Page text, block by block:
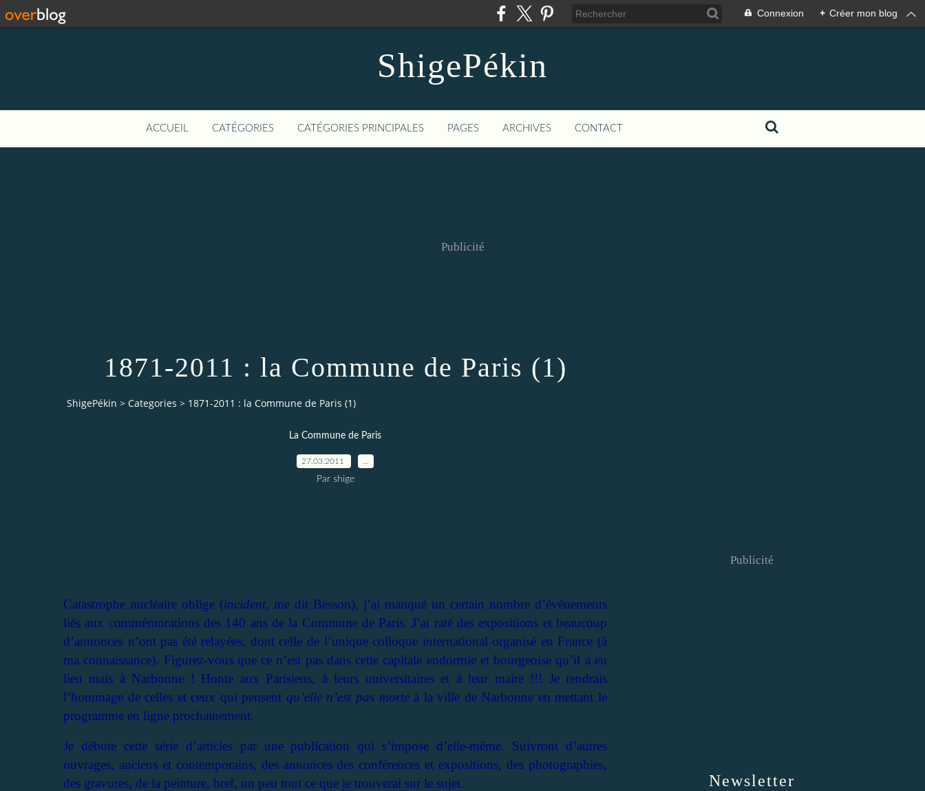
Connexion + Créer mon blog
ShigePékin
ACCUEIL CATÉGORIES CATÉGORIES PRINCIPALES PAGES ARCHIVES CONTACT
Publicité
1871-2011 : la Commune de Paris (1)
ShigePékin > Categories > 1871-2011 : la Commune de Paris (1)
La Commune de Paris
27.03.2011
Par shige
Catastrophe nucléaire oblige (incident, me dit Besson), j’ai manqué un certain nombre d’évènements
liés aux commémorations des 140 ans de la Commune de Paris. J’ai raté des expositions et beaucoup
d’annonces n’ont pas été relayées, dont celle de l’unique colloque international organisé en France (à
ma connaissance). Figurez-vous que ce n’est pas dans cette capitale endormie et bourgeoise qu’il a eu
lieu mais à Narbonne ! Honte aux Parisiens, à leurs universitaires et à leur maire !!! Je rendrais
l’hommage de celles et ceux qui pensent qu’elle n’est pas morteà la ville de Narbonne en mettant le
programme en ligne prochainement.
Je débute cette série d’articles par une publication qui s’impose d’elle-même. Suivront d’autres
ouvrages, anciens et contemporains, des annonces des conférences et expositions, des photographies,
des gravures, de la peinture, bref, un peu tout ce que je trouverai sur le sujet.
Newsletter
Publicité